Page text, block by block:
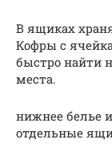
В ящиках
Кофры с
быстро найти
места.
нижнее белье
отдельные